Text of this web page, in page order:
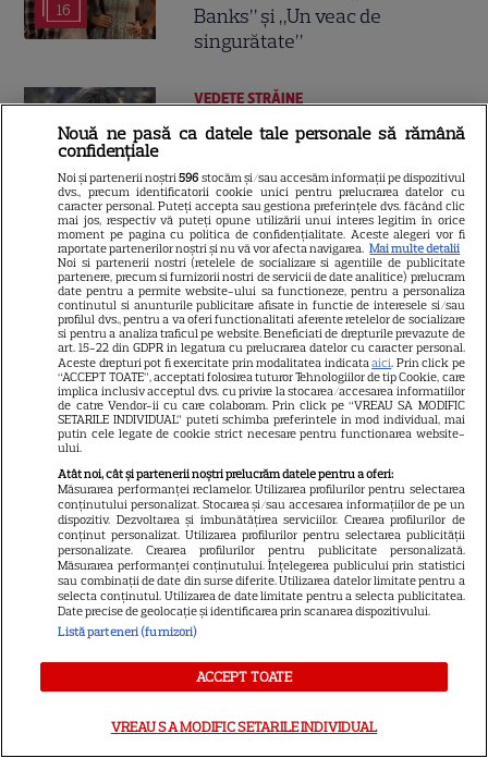
16
Banks” și „Un veac de
singurătate”
14
VEDETE STRĂINE
Sean Astin din „Stăpânul
vândă casa din cauza
salariului mic: Câți bani a
primit de fapt
14
VEDETE STRĂINE
Elon Musk, atac la adresa
regizorului premiat cu Oscar
care a realizat documentarul
despre viața sa. Filmul are 232
de minute
3
VEDETE STRĂINE
Marvel are un nou Black
Panther. David Jonsson preia
moștenirea lui Chadwick
Boseman
VEDETE STRĂINE
Rider din Universul Marvel.
Nouă ne pasă ca datele tale personale să rămână
confidențiale
Noi și partenerii noștri596 stocăm și/sau accesăm informații pe dispozitivul
dvs., precum identificatorii cookie unici pentru prelucrarea datelor cu
caracter personal. Puteți accepta sau gestiona preferințele dvs. făcând clic
mai jos, respectiv vă puteți opune utilizării unui interes legitim în orice
moment pe pagina cu politica de confidențialitate. Aceste alegeri vor fi
raportate partenerilor noștri și nu vă vor afecta navigarea. Mai multe detalii
Noi si partenerii nostri (retelele de socializare si agentiile de publicitate
partenere, precum si furnizorii nostri de servicii de date analitice) prelucram
date pentru a permite website-ului sa functioneze, pentru a personaliza
continutul si anunturile publicitare afisate in functie de interesele si/sau
profilul dvs., pentru a va oferi functionalitati aferente retelelor de socializare
si pentru a analiza traficul pe website. Beneficiati de drepturile prevazute de
art. 15-22 din GDPR in legatura cu prelucrarea datelor cu caracter personal.
Aceste drepturi pot fi exercitate prin modalitatea indicataaici. Prin click pe
“ACCEPT TOATE”, acceptati folosirea tuturor Tehnologiilor de tip Cookie, care
implica inclusiv acceptul dvs. cu privire la stocarea/accesarea informatiilor
de catre Vendor-ii cu care colaboram. Prin click pe “VREAU SA MODIFIC
SETARILE INDIVIDUAL” puteti schimba preferintele in mod individual, mai
putin cele legate de cookie strict necesare pentru functionarea website-
ului.
Atât noi, cât și partenerii noștri prelucrăm datele pentru a oferi:
Măsurarea performanței reclamelor. Utilizarea profilurilor pentru selectarea
conținutului personalizat. Stocarea și/sau accesarea informațiilor de pe un
dispozitiv. Dezvoltarea și îmbunătățirea serviciilor. Crearea profilurilor de
conținut personalizat. Utilizarea profilurilor pentru selectarea publicității
personalizate. Crearea profilurilor pentru publicitate personalizată.
Măsurarea performanței conținutului. Înțelegerea publicului prin statistici
sau combinații de date din surse diferite. Utilizarea datelor limitate pentru a
selecta conținutul. Utilizarea de date limitate pentru a selecta publicitatea.
Date precise de geolocație și identificarea prin scanarea dispozitivului.
Listă parteneri (furnizori)
ACCEPT TOATE
VREAU SA MODIFIC SETARILE INDIVIDUAL